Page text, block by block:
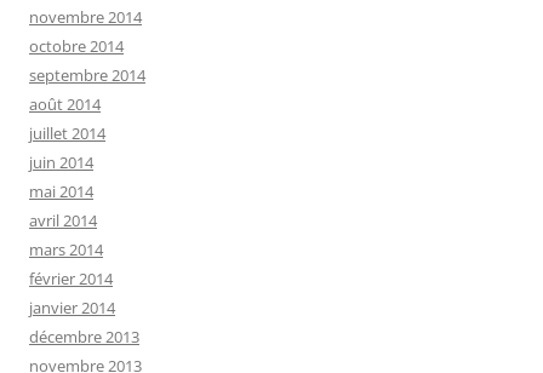
novembre 2014
octobre 2014
septembre 2014
août 2014
juillet 2014
juin 2014
mai 2014
avril 2014
mars 2014
février 2014
janvier 2014
décembre 2013
novembre 2013